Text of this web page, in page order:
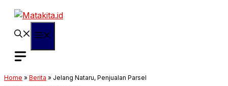
Langsung
Home » Berita » Jelang Nataru, Penjualan Parsel